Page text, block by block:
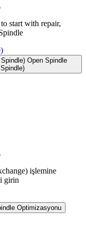
start with repair,
Open Spindle
işlemine
girin
Optimizasyonu